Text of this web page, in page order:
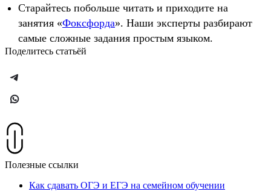
Старайтесь побольше читать и приходите на
занятия «Фоксфорда». Наши эксперты разбирают
самые сложные задания простым языком.
Поделитесь статьёй
Полезные ссылки
Как сдавать ОГЭ и ЕГЭ на семейном обучении